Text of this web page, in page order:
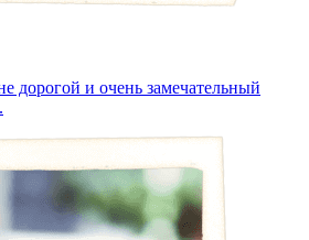
дорогой и очень замечательный